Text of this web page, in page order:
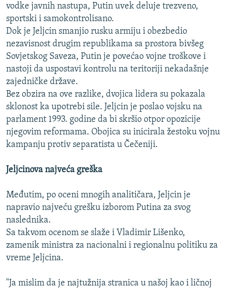
vodke javnih nastupa, Putin uvek deluje trezveno,
sportski i samokontrolisano.
Dok je Jeljcin smanjio rusku armiju i obezbedio
nezavisnost drugim republikama sa prostora bivšeg
Sovjetskog Saveza, Putin je povećao vojne troškove i
nastoji da uspostavi kontrolu na teritoriji nekadašnje
zajedničke države.
Bez obzira na ove razlike, dvojica lidera su pokazala
sklonost ka upotrebi sile. Jeljcin je poslao vojsku na
parlament 1993. godine da bi skršio otpor opozicije
njegovim reformama. Obojica su inicirala žestoku vojnu
kampanju protiv separatista u Čečeniji.
Jeljcinova najveća greška
Međutim, po oceni mnogih analitičara, Jeljcin je
napravio najveću grešku izborom Putina za svog
naslednika.
Sa takvom ocenom se slaže i Vladimir Lišenko,
zamenik ministra za nacionalni i regionalnu politiku za
vreme Jeljcina.
"Ja mislim da je najtužnija stranica u našoj kao i ličnoj